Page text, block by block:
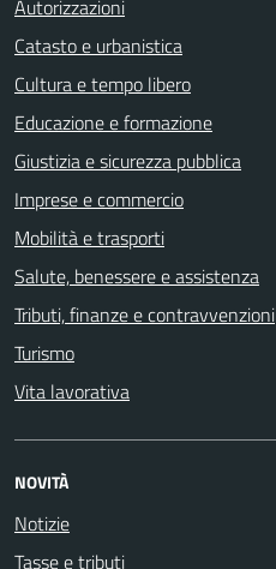
Autorizzazioni
Catasto e urbanistica
Cultura e tempo libero
Educazione e formazione
Giustizia e sicurezza pubblica
Imprese e commercio
Mobilità e trasporti
Salute, benessere e assistenza
Tributi, finanze e contravvenzioni
Turismo
Vita lavorativa
NOVITÀ
Notizie
Tasse e tributi